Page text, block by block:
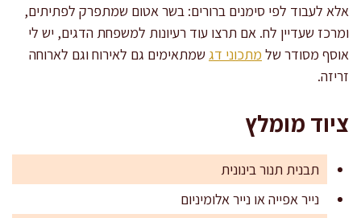
אלא לעבוד לפי סימנים ברורים: בשר אטום שמתפרק לפתיתים,
ומרכז שעדיין לח. אם תרצו עוד רעיונות למשפחת הדגים, יש לי
אוסף מסודר של מתכוני דג שמתאימים גם לאירוח וגם לארוחה
זריזה.
ציוד מומלץ
תבנית תנור בינונית
נייר אפייה או נייר אלומיניום